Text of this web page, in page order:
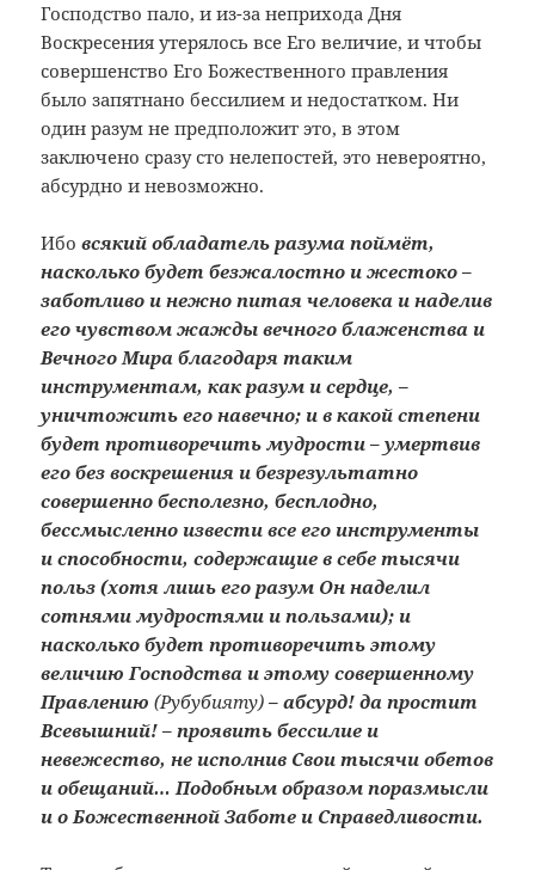
Господство пало, и из-за неприхода Дня
Воскресения утерялось все Его величие, и чтобы
совершенство Его Божественного правления
было запятнано бессилием и недостатком. Ни
один разум не предположит это, в этом
заключено сразу сто нелепостей, это невероятно,
абсурдно и невозможно.
Ибовсякий обладатель разума поймёт,
насколько будет безжалостно и жестоко –
заботливо и нежно питая человека и наделив
его чувством жажды вечного блаженства и
Вечного Мира благодаря таким
инструментам, как разум и сердце, –
уничтожить его навечно; и в какой степени
будет противоречить мудрости – умертвив
его без воскрешения и безрезультатно
совершенно бесполезно, бесплодно,
бессмысленно извести все его инструменты
и способности, содержащие в себе тысячи
польз (хотя лишь его разум Он наделил
сотнями мудростями и пользами); и
насколько будет противоречить этому
величию Господства и этому совершенному
Правлению(Рубубияту) – абсурд! да простит
Всевышний! – проявить бессилие и
невежество, не исполнив Свои тысячи обетов
и обещаний… Подобным образом поразмысли
и о Божественной Заботе и Справедливости.